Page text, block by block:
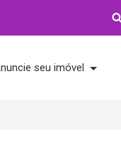
seu imóvel